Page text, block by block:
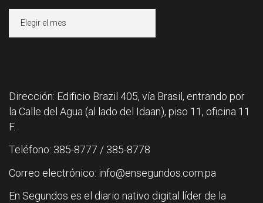
Dirección: Edificio Brazil 405, vía Brasil, entrando por
la Calle del Agua (al lado del Idaan), piso 11, oficina 11
F.
Teléfono: 385-8777 / 385-8778
Correo electrónico: info@ensegundos.com.pa
En Segundos es el diario nativo digital líder de la